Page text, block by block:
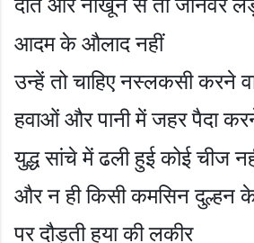
दांत और नाखून से तो जानवर
आदम के औलाद नहीं
उन्हें तो चाहिए नस्लकसी करने
हवाओं और पानी में जहर पैदा
युद्ध सांचे में ढली हुई कोई चीज
और न ही किसी कमसिन दुल्हन के
पर दौड़ती हया की लकीर